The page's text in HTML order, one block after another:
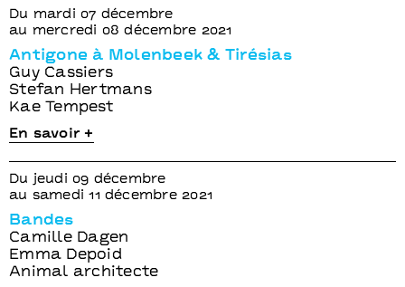
Du mardi 07 décembre
au mercredi 08 décembre 2021
Antigone à Molenbeek & Tirésias
Guy Cassiers
Stefan Hertmans
Kae Tempest
En savoir +
Du jeudi 09 décembre
au samedi 11 décembre 2021
Bandes
Camille Dagen
Emma Depoid
Animal architecte